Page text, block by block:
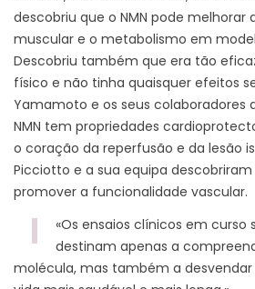
descobriu que o NMN pode melhorar
muscular e o metabolismo em
Descobriu também que era tão
físico e não tinha quaisquer efeitos
Yamamoto e os seus colaboradores
NMN tem propriedades
o coração da reperfusão e da lesão
Picciotto e a sua equipa
promover a funcionalidade vascular.
«Os ensaios clínicos em curso
destinam apenas a
molécula, mas também a